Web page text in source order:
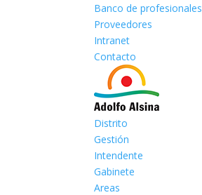
Banco de profesionales
Proveedores
Intranet
Contacto
Distrito
Gestión
Intendente
Gabinete
Areas